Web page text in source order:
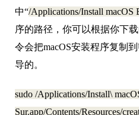
中“/Applications/Install macOS
序的路径，你可以根据你下
令会把macOS安装程序复制
导的。
sudo /Applications/Install\
Sur.app/Contents/Resources/